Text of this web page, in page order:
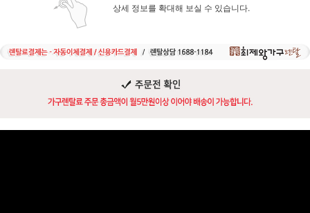
상세 정보를 확대해 보실 수 있습니다.